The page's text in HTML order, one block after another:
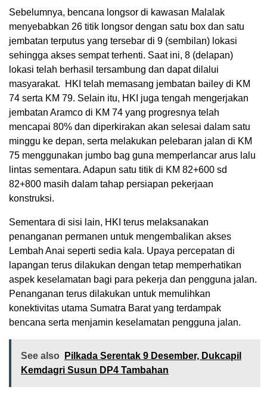
Sebelumnya, bencana longsor di kawasan Malalak
menyebabkan 26 titik longsor dengan satu box dan satu
jembatan terputus yang tersebar di 9 (sembilan) lokasi
sehingga akses sempat terhenti. Saat ini, 8 (delapan)
lokasi telah berhasil tersambung dan dapat dilalui
masyarakat. HKI telah memasang jembatan bailey di KM
74 serta KM 79. Selain itu, HKI juga tengah mengerjakan
jembatan Aramco di KM 74 yang progresnya telah
mencapai 80% dan diperkirakan akan selesai dalam satu
minggu ke depan, serta melakukan pelebaran jalan di KM
75 menggunakan jumbo bag guna memperlancar arus lalu
lintas sementara. Adapun satu titik di KM 82+600 sd
82+800 masih dalam tahap persiapan pekerjaan
konstruksi.
Sementara di sisi lain, HKI terus melaksanakan
penanganan permanen untuk mengembalikan akses
Lembah Anai seperti sedia kala. Upaya percepatan di
lapangan terus dilakukan dengan tetap memperhatikan
aspek keselamatan bagi para pekerja dan pengguna jalan.
Penanganan terus dilakukan untuk memulihkan
konektivitas utama Sumatra Barat yang terdampak
bencana serta menjamin keselamatan pengguna jalan.
See also
Pilkada Serentak 9 Desember, Dukcapil
Kemdagri Susun DP4 Tambahan